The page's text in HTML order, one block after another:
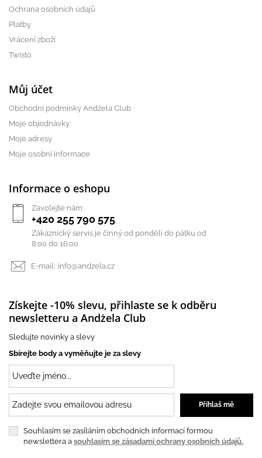
Ochrana osobních údajů
Platby
Vrácení zboží
Twisto
Můj účet
Obchodní podmínky Andżela Club
Moje objednávky
Moje adresy
Moje osobní informace
Informace o eshopu
Zavolejte nám:
+420 255 790 575
Zákaznický servis je činný od pondělí do pátku od
8:00 do 16:00
E-mail: info@andzela.cz
Získejte -10% slevu, přihlaste se k odběru
newsletteru a Andżela Club
Sledujte novinky a slevy
Sbírejte body a vyměňujte je za slevy
Souhlasím se zasíláním obchodních informací formou
newslettera a souhlasím se zásadami ochrany osobních údajů.